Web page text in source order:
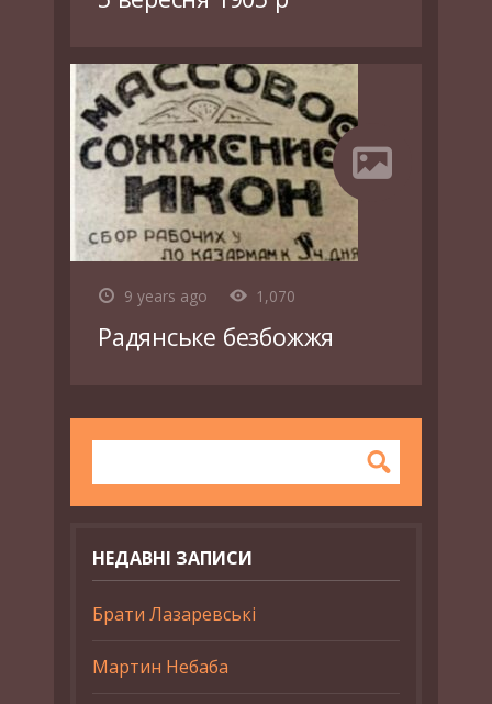
9 years ago 1,070
Радянське безбожжя
НЕДАВНІ ЗАПИСИ
Брати Лазаревські
Мартин Небаба